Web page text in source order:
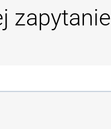
zapytanie